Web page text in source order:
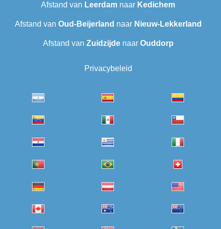
Afstand van Leerdam naar Kedichem
Afstand van Oud-Beijerland naar Nieuw-Lekkerland
Afstand van Zuidzijdenaar Ouddorp
Privacybeleid